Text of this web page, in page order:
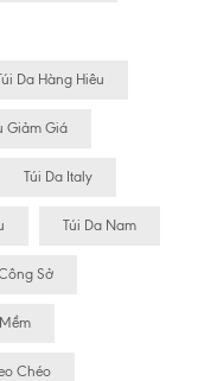
Da Hàng Hiêu
Giảm Giá
Túi Da Italy
Túi Da Nam
Sở
Chéo